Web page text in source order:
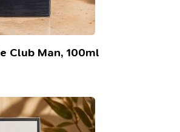
Club Man, 100ml